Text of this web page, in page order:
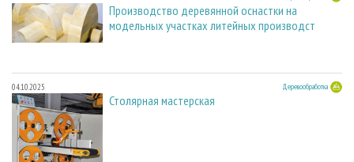
Производство деревянной оснастки на
модельных участках литейных производст
04.10.2025 Деревообработка
Столярная мастерская